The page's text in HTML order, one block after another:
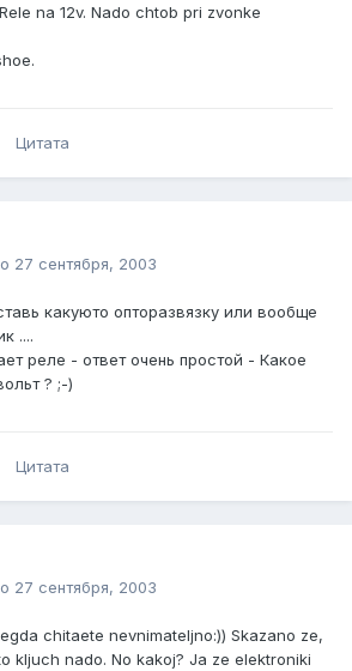
na 12v. Nado chtob pri zvonke
Цитата
27 сентября, 2003
какуюто опторазвязку или вообще
....
реле - ответ очень простой - Какое
? ;-)
Цитата
27 сентября, 2003
chitaete nevnimateljno:)) Skazano ze,
kljuch nado. No kakoj? Ja ze elektroniki